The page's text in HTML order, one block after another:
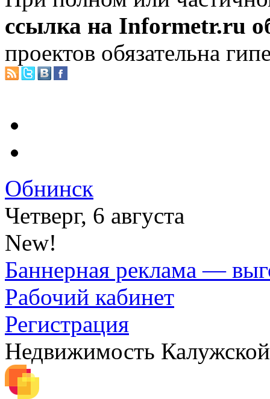
ссылка на Informetr.ru
проектов обязательна
Обнинск
Четверг, 6 августа
New!
Баннерная реклама —
Рабочий кабинет
Регистрация
Недвижимость